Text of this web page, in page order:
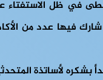
في ظل الاستفتاء
عبر تقنية زووم بتاريخ 29 يوليو
لأساتذة